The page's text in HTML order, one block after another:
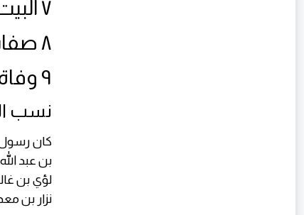
٧ البيت النبوي
٨ صفات النبي
٩ وفاة النبي
نسب
كان رسول
بن عبد
لؤي بن
نزار بن